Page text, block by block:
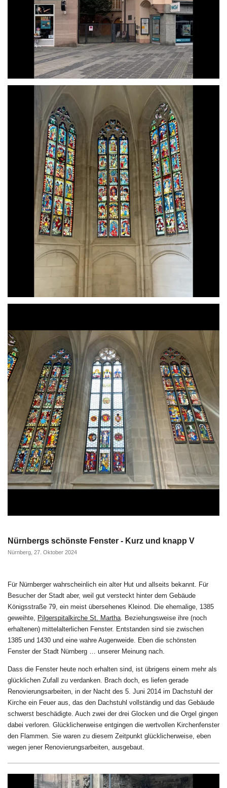
Nürnbergs schönste Fenster - Kurz und knapp V
Nürnberg, 27. Oktober 2024
Für Nürnberger wahrscheinlich ein alter Hut und allseits bekannt. Für
Besucher der Stadt aber, weil gut versteckt hinter dem Gebäude
Königsstraße 79, ein meist übersehenes Kleinod. Die ehemalige, 1385
geweihte,
Pilgerspitalkirche St. Martha . Beziehungsweise ihre (noch
erhaltenen) mittelalterlichen Fenster. Entstanden sind sie zwischen
1385 und 1430 und eine wahre Augenweide. Eben die schönsten
Fenster der Stadt Nürnberg … unserer Meinung nach.
Dass die Fenster heute noch erhalten sind, ist übrigens einem mehr als
glücklichen Zufall zu verdanken. Brach doch, es liefen gerade
Renovierungsarbeiten, in der Nacht des 5. Juni 2014 im Dachstuhl der
Kirche ein Feuer aus, das den Dachstuhl vollständig und das Gebäude
schwerst beschädigte. Auch zwei der drei Glocken und die Orgel gingen
dabei verloren. Glücklicherweise entgingen die wertvollen Kirchenfenster
den Flammen. Sie waren zu diesem Zeitpunkt glücklicherweise, eben
wegen jener Renovierungsarbeiten, ausgebaut.